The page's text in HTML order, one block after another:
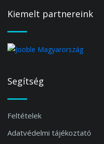
Kiemelt partnereink
Segítség
Feltételek
Adatvédelmi tájékoztató